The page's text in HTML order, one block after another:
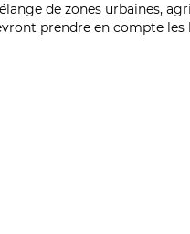
de zones urbaines,
prendre en compte les